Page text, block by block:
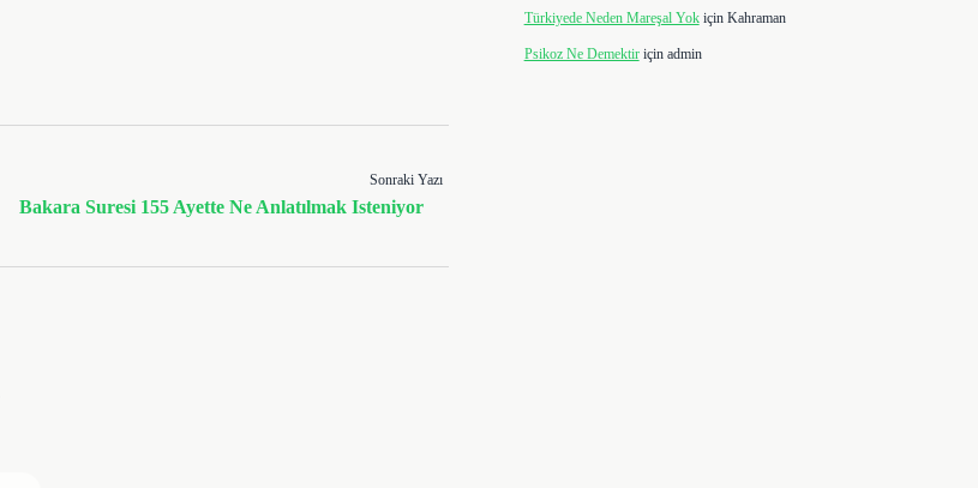
Sonraki Yazı
Bakara Suresi 155 Ayette Ne Anlatılmak Isteniyor
Türkiyede Neden Mareşal Yokiçin Kahraman
Psikoz Ne Demektiriçin admin